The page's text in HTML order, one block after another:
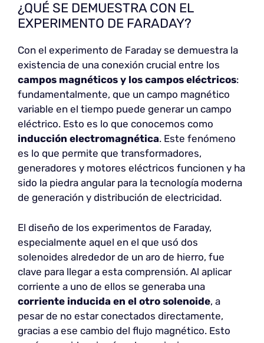
¿QUÉ SE DEMUESTRA CON EL
EXPERIMENTO DE FARADAY?
Con el experimento de Faraday se demuestra la
existencia de una conexión crucial entre los
campos magnéticos y los campos eléctricos:
fundamentalmente, que un campo magnético
variable en el tiempo puede generar un campo
eléctrico. Esto es lo que conocemos como
inducción electromagnética. Este fenómeno
es lo que permite que transformadores,
generadores y motores eléctricos funcionen y ha
sido la piedra angular para la tecnología moderna
de generación y distribución de electricidad.
El diseño de los experimentos de Faraday,
especialmente aquel en el que usó dos
solenoides alrededor de un aro de hierro, fue
clave para llegar a esta comprensión. Al aplicar
corriente a uno de ellos se generaba una
corriente inducida en el otro solenoide, a
pesar de no estar conectados directamente,
gracias a ese cambio del flujo magnético. Esto